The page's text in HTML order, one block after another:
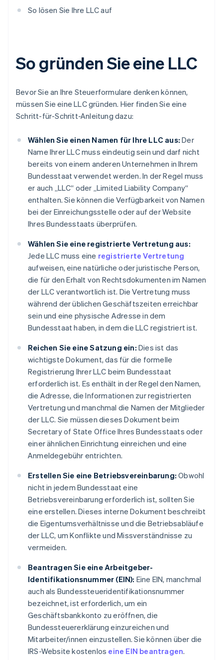
So lösen Sie Ihre LLC auf
So gründen Sie eine LLC
Bevor Sie an Ihre Steuerformulare denken können,
müssen Sie eine LLC gründen. Hier finden Sie eine
Schritt-für-Schritt-Anleitung dazu:
Wählen Sie einen Namen für Ihre LLC aus: Der
Name Ihrer LLC muss eindeutig sein und darf nicht
bereits von einem anderen Unternehmen in Ihrem
Bundesstaat verwendet werden. In der Regel muss
er auch „LLC“ oder „Limited Liability Company“
enthalten. Sie können die Verfügbarkeit von Namen
bei der Einreichungsstelle oder auf der Website
Ihres Bundesstaats überprüfen.
Wählen Sie eine registrierte Vertretung aus:
Jede LLC muss eine registrierte Vertretung
aufweisen, eine natürliche oder juristische Person,
die für den Erhalt von Rechtsdokumenten im Namen
der LLC verantwortlich ist. Die Vertretung muss
während der üblichen Geschäftszeiten erreichbar
sein und eine physische Adresse in dem
Bundesstaat haben, in dem die LLC registriert ist.
Reichen Sie eine Satzung ein: Dies ist das
wichtigste Dokument, das für die formelle
Registrierung Ihrer LLC beim Bundesstaat
erforderlich ist. Es enthält in der Regel den Namen,
die Adresse, die Informationen zur registrierten
Vertretung und manchmal die Namen der Mitglieder
der LLC. Sie müssen dieses Dokument beim
Secretary of State Office Ihres Bundesstaats oder
einer ähnlichen Einrichtung einreichen und eine
Anmeldegebühr entrichten.
Erstellen Sie eine Betriebsvereinbarung: Obwohl
nicht in jedem Bundesstaat eine
Betriebsvereinbarung erforderlich ist, sollten Sie
eine erstellen. Dieses interne Dokument beschreibt
die Eigentumsverhältnisse und die Betriebsabläufe
der LLC, um Konflikte und Missverständnisse zu
vermeiden.
Beantragen Sie eine Arbeitgeber-
Identifikationsnummer (EIN): Eine EIN, manchmal
auch als Bundessteueridentifikationsnummer
bezeichnet, ist erforderlich, um ein
Geschäftsbankkonto zu eröffnen, die
Bundessteuererklärung einzureichen und
Mitarbeiter/innen einzustellen. Sie können über die
IRS-Website kostenlos eine EIN beantragen.